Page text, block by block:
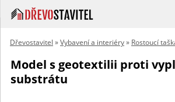
Dřevostavitel »Vybavení a interiéry» Rostoucí
Model s geotextilii proti
substrátu